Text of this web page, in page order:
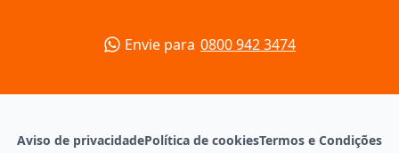
Envie para 0800 942 3474
Aviso de privacidadePolítica de cookiesTermos e Condições